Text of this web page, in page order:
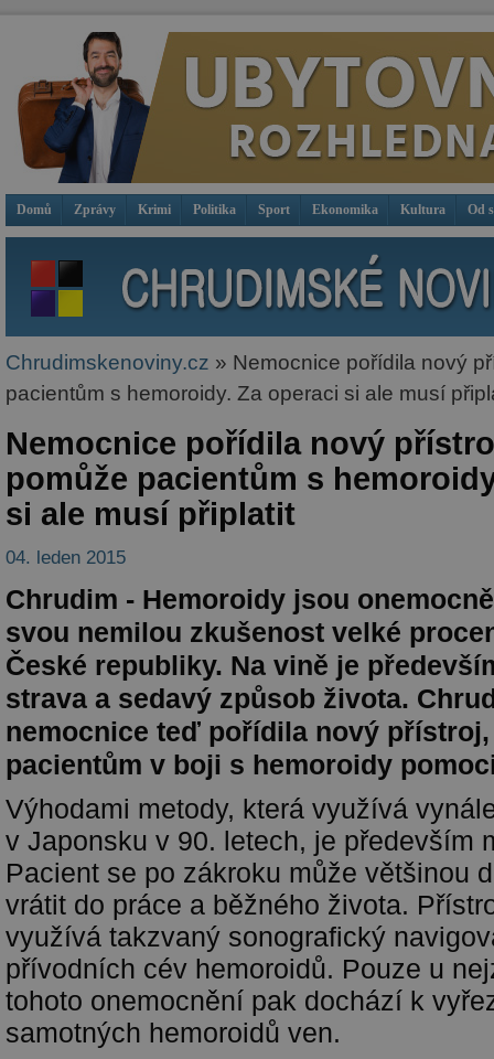
Domů Zprávy Krimi Politika Sport Ekonomika Kultura Od
Chrudimskenoviny.cz » Nemocnice pořídila nový
pacientům s hemoroidy. Za operaci si ale musí
Nemocnice pořídila nový
pomůže pacientům s
si ale musí připlatit
04. leden 2015
Chrudim - Hemoroidy jsou
svou nemilou zkušenost velké
České republiky. Na vině je
strava a sedavý způsob života.
nemocnice teď pořídila nový
pacientům v boji s hemoroidy
Výhodami metody, která využívá
v Japonsku v 90. letech, je především
Pacient se po zákroku může většinou
vrátit do práce a běžného života.
využívá takzvaný sonografický
přívodních cév hemoroidů. Pouze u
tohoto onemocnění pak dochází k
samotných hemoroidů ven.